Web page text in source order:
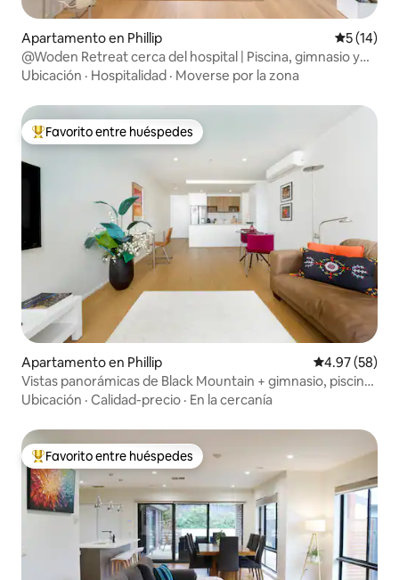
Apartamento en Phillip
5 (14)
@Woden Retreat cerca del hospital | Piscina, gimnasio y
estacionamiento
Ubicación · Hospitalidad · Moverse por la zona
Favorito entre huéspedes preferido
Favorito entre huéspedes
Apartamento en Phillip Calificación
4.97 (58)
Vistas panorámicas de Black Mountain + gimnasio, piscina
y spa
Ubicación · Calidad-precio · En la cercanía
Favorito entre huéspedes preferido
Favorito entre huéspedes